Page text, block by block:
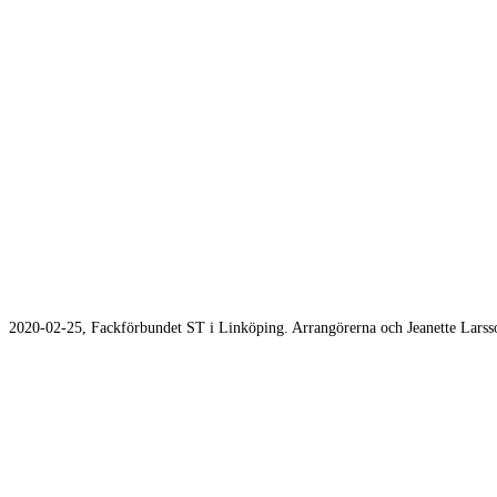
2020-02-25, Fackförbundet ST i Linköping. Arrangörerna och Jeanette